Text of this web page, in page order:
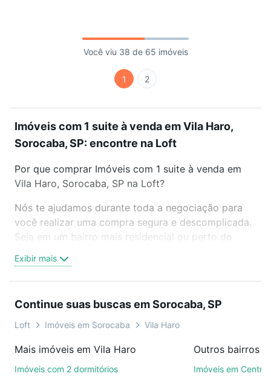
Você viu 38 de 65 imóveis
1 2
Imóveis com 1 suite à venda em Vila Haro,
Sorocaba, SP: encontre na Loft
Por que comprar Imóveis com 1 suite à venda em
Vila Haro, Sorocaba, SP na Loft?
Nós te ajudamos durante toda a negociação para
você realizar uma compra segura e descomplicada.
Seja em um bairro mais residencial ou perto do
oferta ideal de Imóveis com 1 suite à venda em Vila
Haro, Sorocaba, SP para conquistar seu sonho.
é grátis, sem compromisso e você ainda conta com
mais de 46 mil corretores e imobiliárias te ajudando
Como escolher um imóvel?
Exibir mais
Continue suas buscas em Sorocaba, SP
Loft Imóveis em Sorocaba Vila Haro
Mais imóveis em Vila Haro
Imóveis com 2 dormitórios
Outros bairros
Imóveis em Centro